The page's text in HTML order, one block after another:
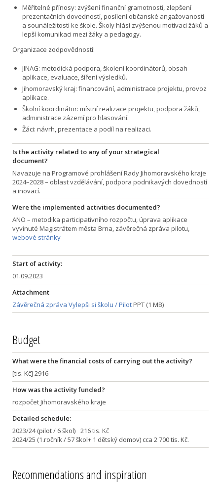
Měřitelné přínosy: zvýšení finanční gramotnosti, zlepšení
prezentačních dovedností, posílení občanské angažovanosti
a sounáležitosti ke škole. Školy hlásí zvýšenou motivaci žáků a
lepší komunikaci mezi žáky a pedagogy.
Organizace zodpovědností:
JINAG: metodická podpora, školení koordinátorů, obsah
aplikace, evaluace, šíření výsledků.
Jihomoravský kraj: financování, administrace projektu, provoz
aplikace.
Školní koordinátor: místní realizace projektu, podpora žáků,
administrace zázemí pro hlasování.
Žáci: návrh, prezentace a podíl na realizaci.
Is the activity related to any of your strategical
document?
Navazuje na Programové prohlášení Rady Jihomoravského kraje
2024–2028 – oblast vzdělávání, podpora podnikavých dovedností
a inovací.
Were the implemented activities documented?
ANO – metodika participativního rozpočtu, úprava aplikace
vyvinuté Magistrátem města Brna, závěrečná zpráva pilotu,
webové stránky
Start of activity:
01.09.2023
Attachment
Závěrečná zpráva Vylepši si školu / PilotPPT (1 MB)
Budget
What were the financial costs of carrying out the activity?
[tis. Kč] 2916
How was the activity funded?
rozpočet Jihomoravského kraje
Detailed schedule:
2023/24 (pilot / 6 škol) 216 tis. Kč
2024/25 (1.ročník / 57 škol+ 1 dětský domov) cca 2 700 tis. Kč.
Recommendations and inspiration